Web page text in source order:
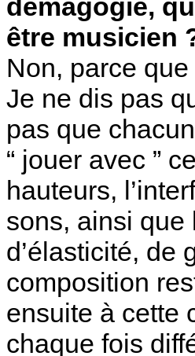
démagogie,
être musicien
Non, parce
Je ne dis pas
pas que
“ jouer avec ”
hauteurs,
sons, ainsi que
d’élasticité, de
composition
ensuite à cette
chaque fois